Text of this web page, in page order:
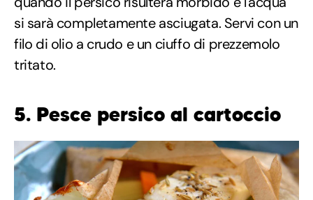
si sarà completamente asciugata. Servi con un
filo di olio a crudo e un ciuffo di prezzemolo
tritato.
5. Pesce persico al cartoccio